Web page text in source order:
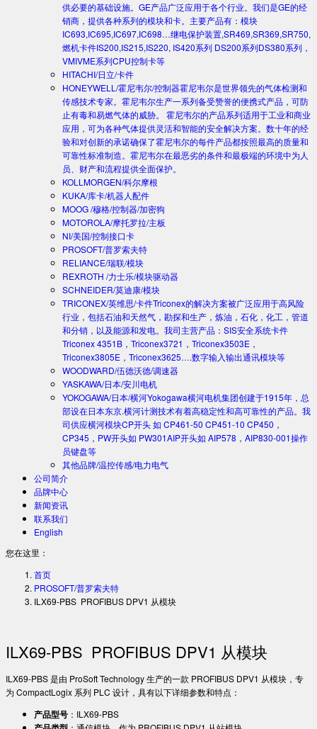
供必要的基础设施。GE产品广泛应用于各个行业。我们是GE的经
销商，提供各种系列的模块和卡。主要产品有：模块
IC693,IC695,IC697,IC698…继电保护装置,SR469,SR369,SR750,
燃机卡件IS200,IS215,IS220, IS420系列 DS200系列DS380系列，
VMIVME系列CPU控制卡等
HITACHI/日立/卡件
HONEYWELL/霍尼韦尔/控制器霍尼韦尔是世界领先的气体检测和
传感技术专家。霍尼韦尔生产一系列备受赞誉的便携式产品，可防
止有毒和易燃气体的威胁。 霍尼韦尔的产品系列适用于工业和商业
应用，可为各种气体提供灵活和智能的安全解决方案。数十年的经
验和对创新的承诺确保了霍尼韦尔的每件产品都按照最高的质量和
可靠性标准制造。霍尼韦尔在最恶劣的条件和最极端的环境中为人
员、财产和流程提供全面保护。
KOLLMORGEN/科尔摩根
KUKA/库卡/机器人配件
MOOG /穆格/控制器/加密狗
MOTOROLA/摩托罗拉/主板
NI/美国/控制接口卡
PROSOFT/普罗索夫特
RELIANCE/瑞联/模块
REXROTH /力士乐/模块驱动器
SCHNEIDER/莫迪康/模块
TRICONEX/英维思/卡件Triconex的解决方案被广泛应用于高风险
行业，包括石油和天然气，勘探和生产，炼油，石化，化工，管道
和分销，以及能源和发电。我司主营产品：SIS安全系统卡件
Triconex 4351B，Triconex3721，Triconex3503E，
Triconex3805E，Triconex3625….数字输入输出通讯模块等
WOODWARD/伍德沃德/调速器
YASKAWA/日本/安川电机
YOKOGAWA/日本/横河Yokogawa横河电机集团创建于1915年，总
部设在日本东京.横河计测技术有着高稳定性和高可靠性的产品。我
司供应横河模块CP开头 如 CP461-50 CP451-10 CP450，
CP345，PW开头如 PW301AIP开头如 AIP578，AIP830-001操作
员键盘等
其他品牌/温控传感/电力电气
公司简介
品牌中心
新闻资讯
联系我们
English
您在这里：
首页
PROSOFT/普罗索夫特
ILX69-PBS PROFIBUS DPV1 从模块
ILX69-PBS PROFIBUS DPV1 从模块
ILX69-PBS 是由 ProSoft Technology 生产的一款 PROFIBUS DPV1 从模块，专
为 CompactLogix 系列 PLC 设计，具有以下详细参数和特点：
产品型号 ：ILX69-PBS